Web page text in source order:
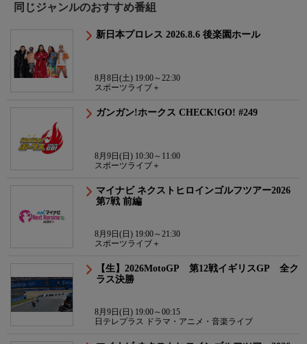
同じジャンルのおすすめ番組
新日本プロレス 2026.8.6 後楽園ホール
8月8日(土) 19:00～22:30
スポーツライブ＋
ガンガン!ホークス CHECK!GO! #249
8月9日(日) 10:30～11:00
スポーツライブ＋
マイナビ ネクストヒロインゴルフツアー2026
第7戦 前編
8月9日(日) 19:00～21:30
スポーツライブ＋
【生】2026MotoGP 第12戦イギリスGP 全ク
ラス決勝
8月9日(日) 19:00～00:15
日テレプラス ドラマ・アニメ・音楽ライブ